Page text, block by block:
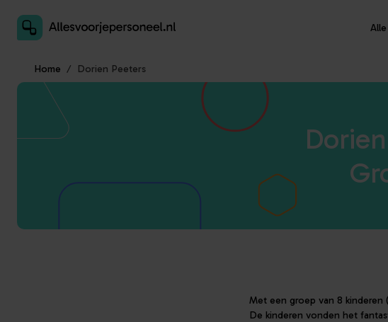
Home Dorien Peeters
Met een groep van 8 kinderen
De kinderen vonden het